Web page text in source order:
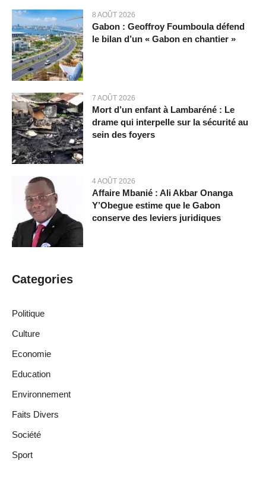
8 AOÛT 2026
Gabon : Geoffroy Foumboula défend
le bilan d’un « Gabon en chantier »
7 AOÛT 2026
Mort d’un enfant à Lambaréné : Le
drame qui interpelle sur la sécurité au
sein des foyers
4 AOÛT 2026
Affaire Mbanié : Ali Akbar Onanga
Y’Obegue estime que le Gabon
conserve des leviers juridiques
Categories
Politique
Culture
Economie
Education
Environnement
Faits Divers
Société
Sport